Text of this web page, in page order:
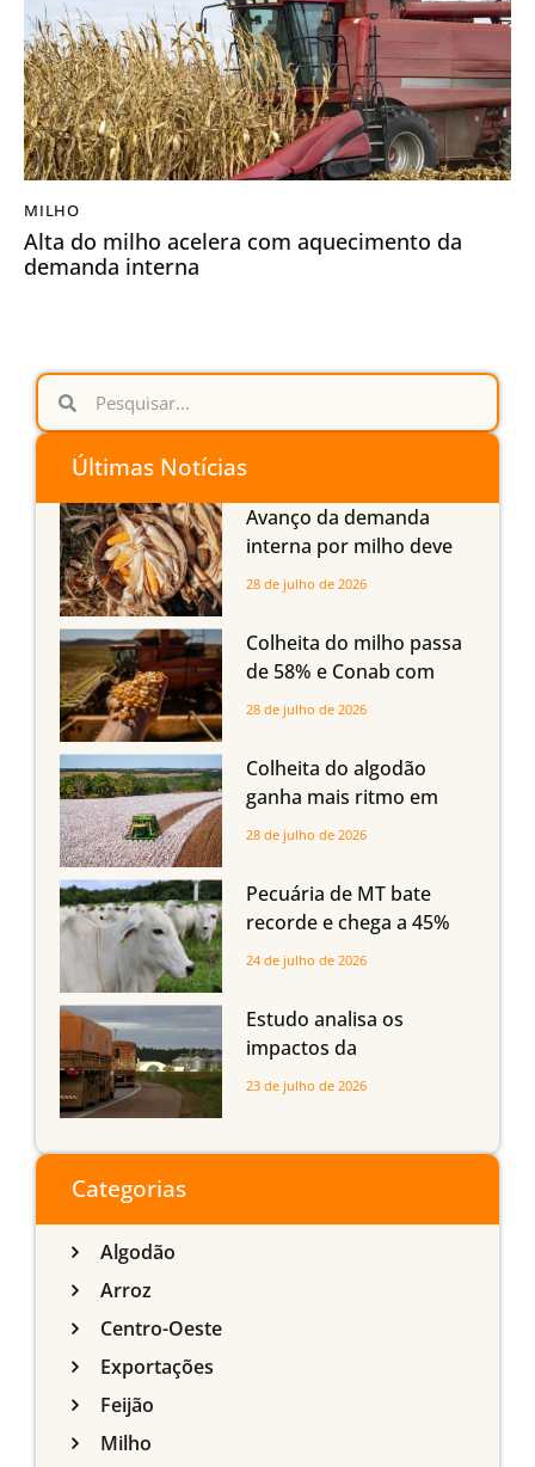
MILHO
Alta do milho acelera com aquecimento da
demanda interna
Últimas Notícias
Avanço da demanda
interna por milho deve
compensar aumento da
em Mato Grosso, aponta
Imea
28 de julho de 2026
Colheita do milho passa
de 58% e Conab com
boas produtividades em
quedas em Tocantins,
Maranhão e Piauí
28 de julho de 2026
Colheita do algodão
ganha mais ritmo em
Mato Grosso, Mato
Maranhão
28 de julho de 2026
Pecuária de MT bate
recorde e chega a 45%
dos bovinos abatidos
24 de julho de 2026
Estudo analisa os
impactos da
infraestrutura logística
do Sul
23 de julho de 2026
Categorias
Algodão
Arroz
Centro-Oeste
Exportações
Feijão
Milho